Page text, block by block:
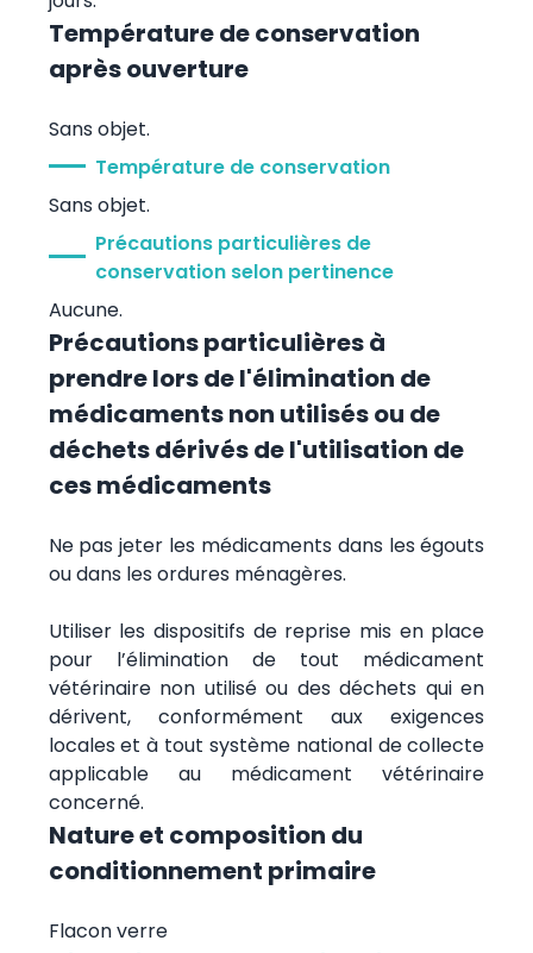
Température de conservation
après ouverture
Sans objet.
Température de conservation
Sans objet.
Précautions particulières de
conservation selon pertinence
Aucune.
Précautions particulières à
prendre lors de l'élimination de
médicaments non utilisés ou de
déchets dérivés de l'utilisation de
ces médicaments
Ne pas jeter les médicaments dans les égouts
ou dans les ordures ménagères.
Utiliser les dispositifs de reprise mis en place
pour l’élimination de tout médicament
vétérinaire non utilisé ou des déchets qui en
dérivent, conformément aux exigences
locales et à tout système national de collecte
applicable au médicament vétérinaire
concerné.
Nature et composition du
conditionnement primaire
Flacon verre